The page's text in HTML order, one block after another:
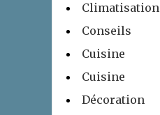
Climatisation
Conseils
Cuisine
Cuisine
Décoration